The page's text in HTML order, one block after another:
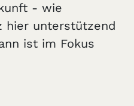
- wie
hier unterstützend
ist im Fokus